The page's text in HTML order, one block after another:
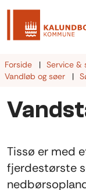
Forside Service &
Vandløb og søer
Tissø er med
fjerdestørste